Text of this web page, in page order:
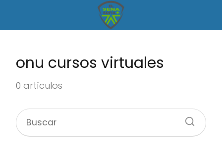
onu cursos virtuales
0 artículos